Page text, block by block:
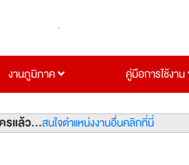
งานภูมิภาค คู่มือการใช้งาน
รแล้ว...สนใจตำแหน่งงานอื่นคลิกที่นี่